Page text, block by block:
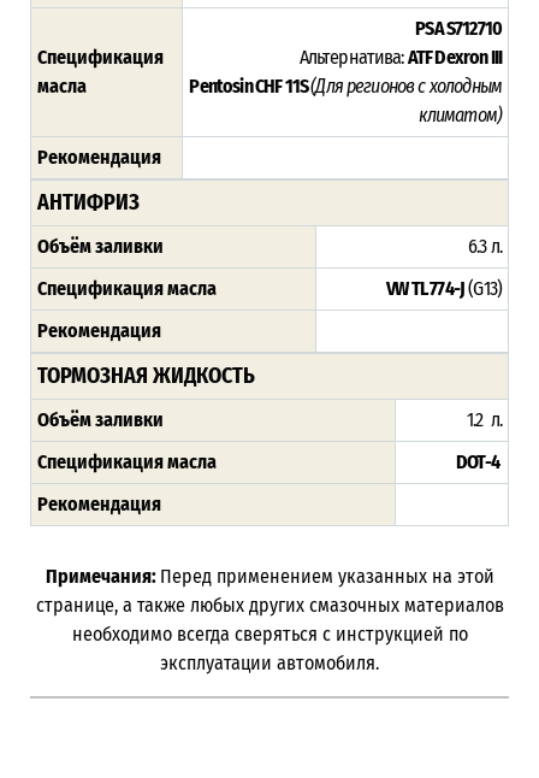
Спецификация
масла
PSA S712710
Альтернатива:ATF Dexron III
Pentosin CHF 11S(Для регионов с холодным
климатом)
Рекомендация
АНТИФРИЗ
Объём заливки
6.3 л.
Спецификация масла
VW TL 774-J(G13)
Рекомендация
ТОРМОЗНАЯ ЖИДКОСТЬ
Объём заливки
1.2 л.
Спецификация масла
DOT-4
Рекомендация
Примечания: Перед применением указанных на этой
странице, а также любых других смазочных материалов
необходимо всегда сверяться с инструкцией по
эксплуатации автомобиля.